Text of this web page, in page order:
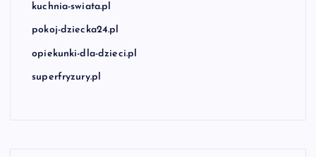
kuchnia-swiata.pl
pokoj-dziecka24.pl
opiekunki-dla-dzieci.pl
superfryzury.pl